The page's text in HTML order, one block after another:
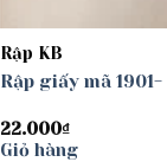
Rập KB
Rập giấy mã
22.000₫
Giỏ hàng